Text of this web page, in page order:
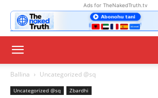
Ads for TheNakedTruth.tv
Ballina Uncategorized @sq
Uncategorized @sq Zbardhi